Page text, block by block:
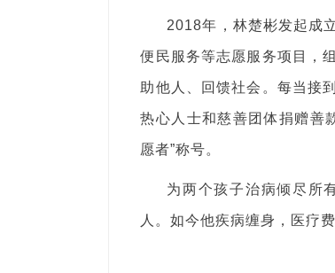
2018年，林楚彬发起成
便民服务等志愿服务项目，
助他人、回馈社会。每当接
热心人士和慈善团体捐赠善
愿者”称号。
为两个孩子治病倾尽所
人。如今他疾病缠身，医疗